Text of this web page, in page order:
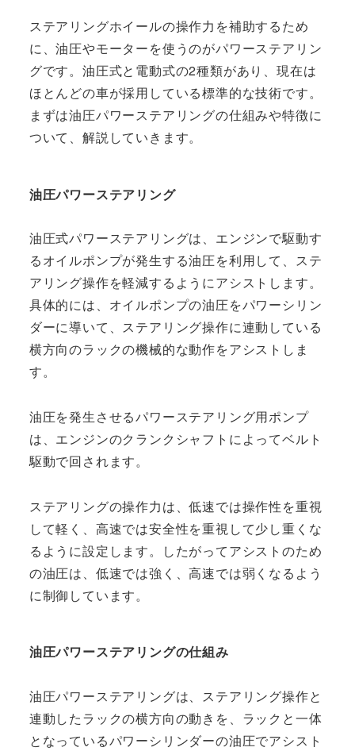
ステアリングホイールの操作力を補助するため
に、油圧やモーターを使うのがパワーステアリン
グです。油圧式と電動式の2種類があり、現在は
ほとんどの車が採用している標準的な技術です。
まずは油圧パワーステアリングの仕組みや特徴に
ついて、解説していきます。
油圧パワーステアリング
油圧式パワーステアリングは、エンジンで駆動す
るオイルポンプが発生する油圧を利用して、ステ
アリング操作を軽減するようにアシストします。
具体的には、オイルポンプの油圧をパワーシリン
ダーに導いて、ステアリング操作に連動している
横方向のラックの機械的な動作をアシストしま
す。
油圧を発生させるパワーステアリング用ポンプ
は、エンジンのクランクシャフトによってベルト
駆動で回されます。
ステアリングの操作力は、低速では操作性を重視
して軽く、高速では安全性を重視して少し重くな
るように設定します。したがってアシストのため
の油圧は、低速では強く、高速では弱くなるよう
に制御しています。
油圧パワーステアリングの仕組み
油圧パワーステアリングは、ステアリング操作と
連動したラックの横方向の動きを、ラックと一体
となっているパワーシリンダーの油圧でアシスト